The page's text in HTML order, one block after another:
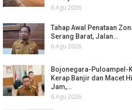
6 Agu 2026
Tahap Awal Penataan
Serang Barat, Jalan…
6 Agu 2026
Bojonegara-Puloampel-
Kerap Banjir dan Macet
Jam,…
6 Agu 2026